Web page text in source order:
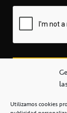
Utilizamos cookies